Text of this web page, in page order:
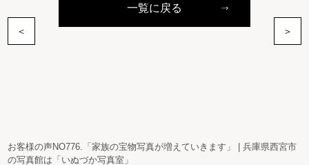
＜
一覧に戻る
＞
お客様の声NO776.「家族の宝物写真が増えていきます」 | 兵庫県西宮市
の写真館は「いぬづか写真室」